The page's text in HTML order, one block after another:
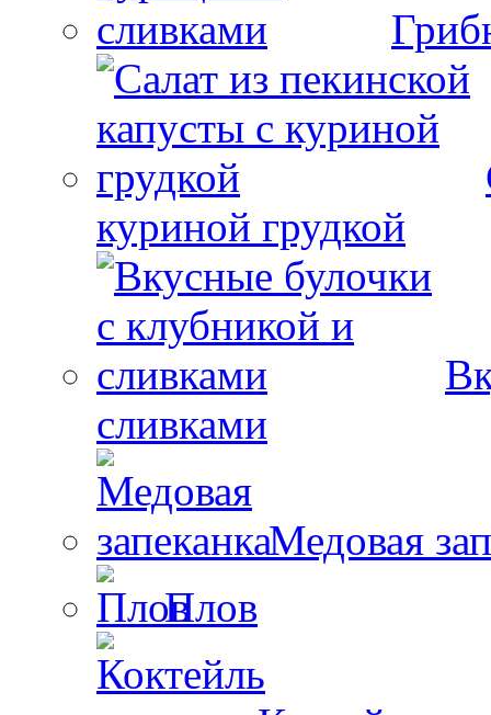
куриной грудкой
сливками
Медовая
Плов